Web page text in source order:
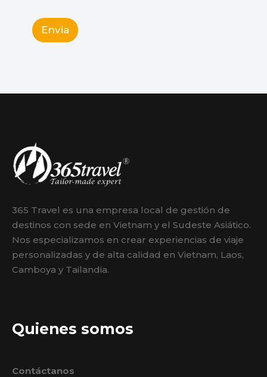
Envia
365 Travel es una empresa local de gestión de
destinos con sede en Vietnam y el Sudeste Asiático.
Nos especializamos en crear experiencias de viaje
personalizadas y de alta calidad en Vietnam, Laos,
Camboya y Tailandia.
Quienes somos
Contáctanos